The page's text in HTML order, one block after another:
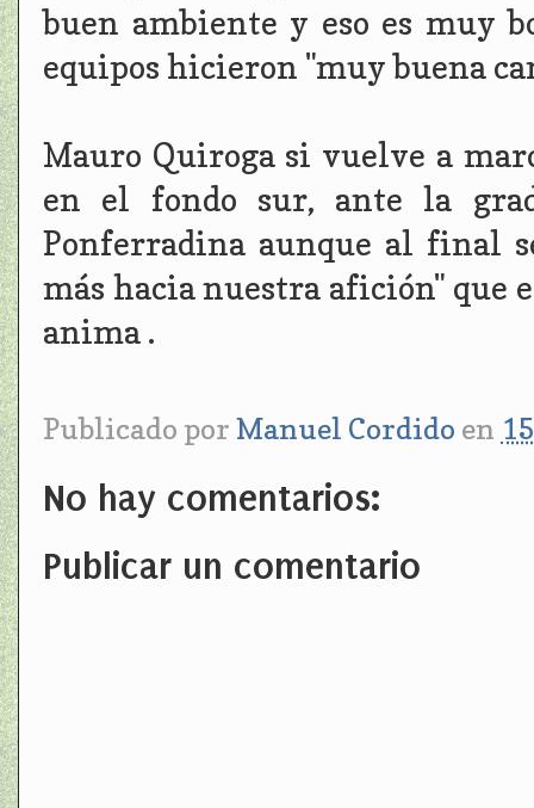
buen ambiente y eso es muy
equipos hicieron "muy buena
Mauro Quiroga si vuelve a
en el fondo sur, ante la
Ponferradina aunque al final
más hacia nuestra afición" que
anima .
Publicado por Manuel Cordido en
No hay comentarios:
Publicar un comentario